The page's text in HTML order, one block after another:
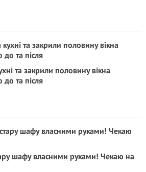
та закрили половину вікна
та після
шафу власними руками! Чекаю на